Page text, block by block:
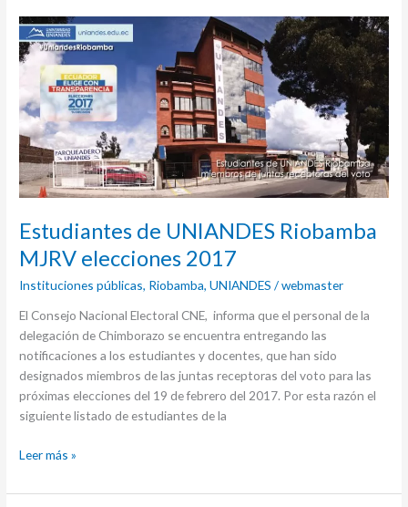
Estudiantes de UNIANDES Riobamba
MJRV elecciones 2017
Instituciones públicas, Riobamba,UNIANDES /webmaster
El Consejo Nacional Electoral CNE, informa que el personal de la
delegación de Chimborazo se encuentra entregando las
notificaciones a los estudiantes y docentes, que han sido
designados miembros de las juntas receptoras del voto para las
próximas elecciones del 19 de febrero del 2017. Por esta razón el
siguiente listado de estudiantes de la
Estudiantes
de
UNIANDES
Riobamba
MJRV
elecciones
2017
Leer más »